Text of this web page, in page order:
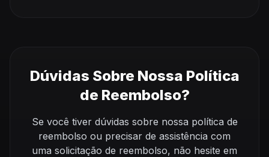
Dúvidas Sobre Nossa Política
de Reembolso?
Se você tiver dúvidas sobre nossa política de
reembolso ou precisar de assistência com
uma solicitação de reembolso, não hesite em